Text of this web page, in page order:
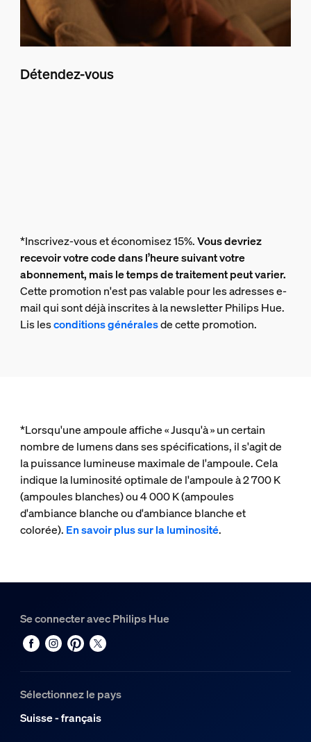
Détendez-vous
*Inscrivez-vous et économisez 15%.Vous devriez
recevoir votre code dans l’heure suivant votre
abonnement, mais le temps de traitement peut varier.
Cette promotion n'est pas valable pour les adresses e-
mail qui sont déjà inscrites à la newsletter Philips Hue.
Lis lesconditions généralesde cette promotion.
*Lorsqu'une ampoule affiche « Jusqu'à » un certain
nombre de lumens dans ses spécifications, il s'agit de
la puissance lumineuse maximale de l'ampoule. Cela
indique la luminosité optimale de l'ampoule à 2 700 K
(ampoules blanches) ou 4 000 K (ampoules
d'ambiance blanche ou d'ambiance blanche et
colorée). En savoir plus sur la luminosité.
Se connecter avec Philips Hue
Sélectionnez le pays
Suisse - français